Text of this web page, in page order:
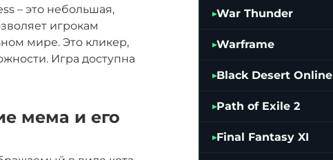
– это небольшая,
игрокам
мире. Это кликер,
Игра доступна
мема и его
War Thunder
Warframe
Black Desert Online
Path of Exile 2
Final Fantasy XI